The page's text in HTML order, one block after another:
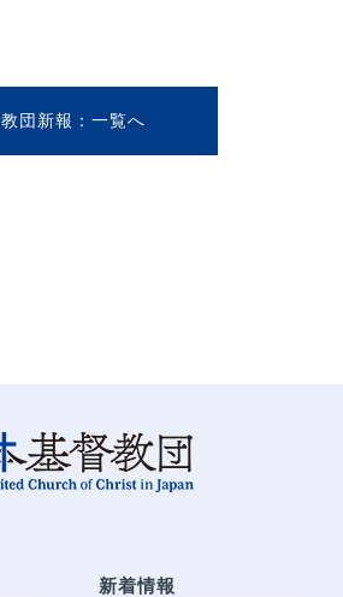
教団新報
新着情報